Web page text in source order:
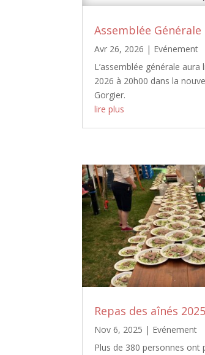
Assemblée Générale
Avr 26, 2026 | Evénement
L’assemblée générale aura
2026 à 20h00 dans la
Gorgier.
lire plus
Repas des aînés 2025
Nov 6, 2025 | Evénement
Plus de 380 personnes ont